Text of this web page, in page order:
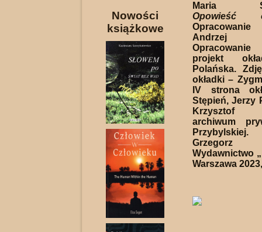
Nowości
książkowe
Maria
Opowieść
Andrzej
projekt
Polańska.
okładki –
IV strona
Stępień, Jerzy
Krzysztof
archiwum
Grzegorz
Wydawnictwo
Warszawa